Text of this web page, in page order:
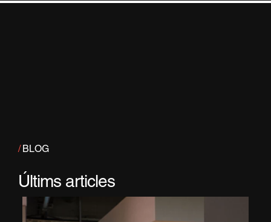
/BLOG
Últims articles